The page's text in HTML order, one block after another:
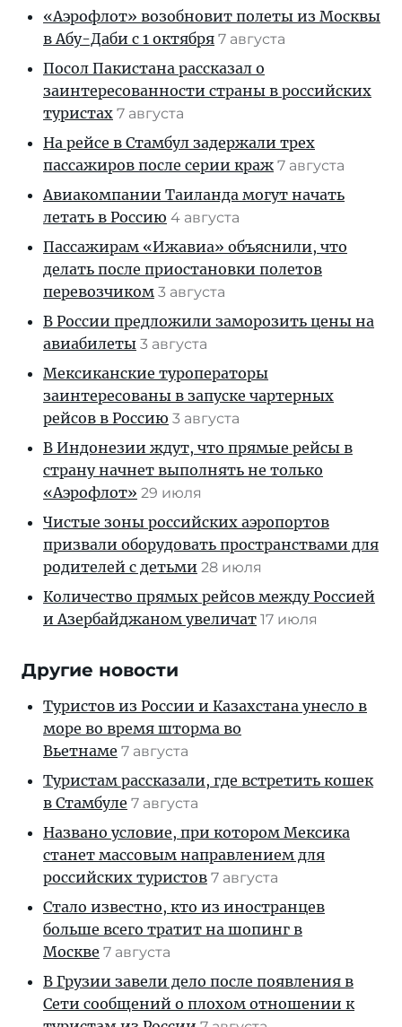
«Аэрофлот» возобновит полеты из Москвы
в Абу-Даби с 1 октября 7 августа
Посол Пакистана рассказал о
заинтересованности страны в российских
туристах 7 августа
На рейсе в Стамбул задержали трех
пассажиров после серии краж 7 августа
Авиакомпании Таиланда могут начать
летать в Россию 4 августа
Пассажирам «Ижавиа» объяснили, что
делать после приостановки полетов
перевозчиком 3 августа
В России предложили заморозить цены на
авиабилеты 3 августа
Мексиканские туроператоры
заинтересованы в запуске чартерных
рейсов в Россию 3 августа
В Индонезии ждут, что прямые рейсы в
страну начнет выполнять не только
«Аэрофлот» 29 июля
Чистые зоны российских аэропортов
призвали оборудовать пространствами для
родителей с детьми 28 июля
Количество прямых рейсов между Россией
и Азербайджаном увеличат 17 июля
Другие новости
Туристов из России и Казахстана унесло в
море во время шторма во
Вьетнаме 7 августа
Туристам рассказали, где встретить кошек
в Стамбуле 7 августа
Названо условие, при котором Мексика
станет массовым направлением для
российских туристов 7 августа
Стало известно, кто из иностранцев
больше всего тратит на шопинг в
Москве 7 августа
В Грузии завели дело после появления в
Сети сообщений о плохом отношении к